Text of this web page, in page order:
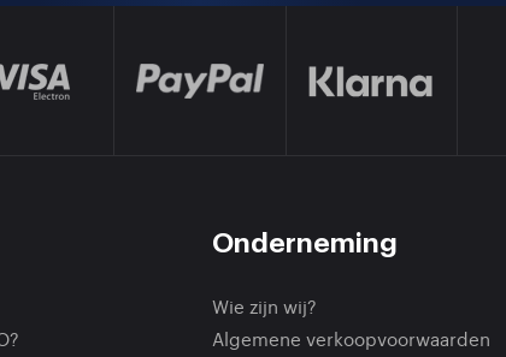
Onderneming
Wie zijn wij?
Algemene verkoopvoorwaarden